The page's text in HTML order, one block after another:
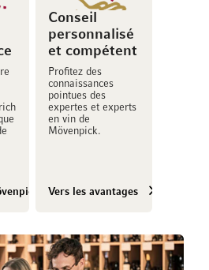
Vins
Conseil
personnalisé
et compétent
Profitez des
connaissances
pointues des
expertes et experts
en vin de
Mövenpick.
Vers les avantages